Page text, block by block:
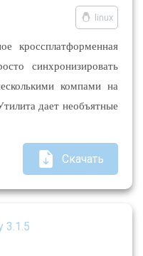
linux
кроссплатформенная
синхронизировать
компами на
дает необъятные
Скачать